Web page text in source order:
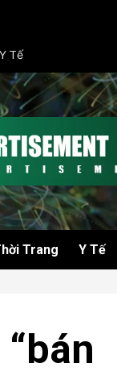
Y Tế
Trang Y Tế